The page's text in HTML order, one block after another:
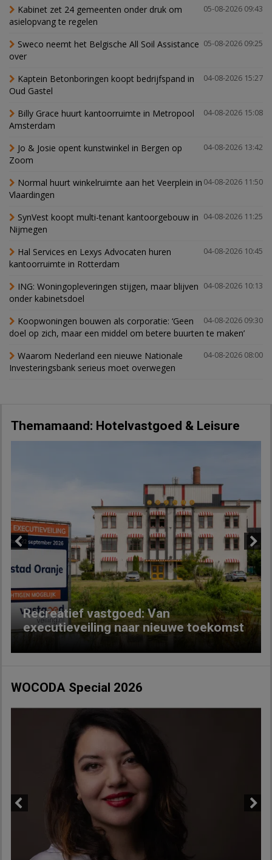
05-08-2026 09:43
Kabinet zet 24 gemeenten onder druk om
asielopvang te regelen
05-08-2026 09:25
Sweco neemt het Belgische All Soil Assistance
over
04-08-2026 15:27
Kaptein Betonboringen koopt bedrijfspand in
Oud Gastel
04-08-2026 15:08
Billy Grace huurt kantoorruimte in Metropool
Amsterdam
04-08-2026 13:42
Jo & Josie opent kunstwinkel in Bergen op
Zoom
04-08-2026 11:50
Normal huurt winkelruimte aan het Veerplein in
Vlaardingen
04-08-2026 11:25
SynVest koopt multi-tenant kantoorgebouw in
Nijmegen
04-08-2026 10:45
Hal Services en Lexys Advocaten huren
kantoorruimte in Rotterdam
04-08-2026 10:13
ING: Woningopleveringen stijgen, maar blijven
onder kabinetsdoel
04-08-2026 09:30
Koopwoningen bouwen als corporatie: ‘Geen
doel op zich, maar een middel om betere buurten te maken’
04-08-2026 08:00
Waarom Nederland een nieuwe Nationale
Investeringsbank serieus moet overwegen
Themamaand: Hotelvastgoed & Leisure
Recreatief vastgoed: Van
executieveiling naar nieuwe toekomst
Next
WOCODA Special 2026